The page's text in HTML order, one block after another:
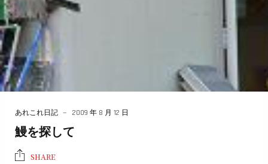
あれこれ日記 2009 年 8 月 12 日
鰻を探して
SHARE